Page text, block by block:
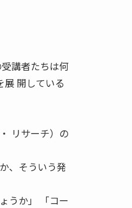
講者たちは何
展 開している
リサーチ）の
、そういう発
うか」 「コー